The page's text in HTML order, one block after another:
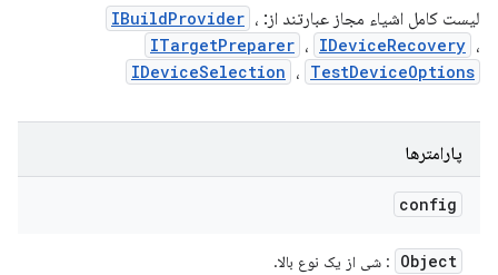
لیست کامل اشیاء مجاز عبارتند از:
IBuildProvider ،
ITargetPreparer ، IDeviceRecovery ،
IDeviceSelection ، TestDeviceOptions
پارامترها
config
Object : شی از یک نوع بالا.